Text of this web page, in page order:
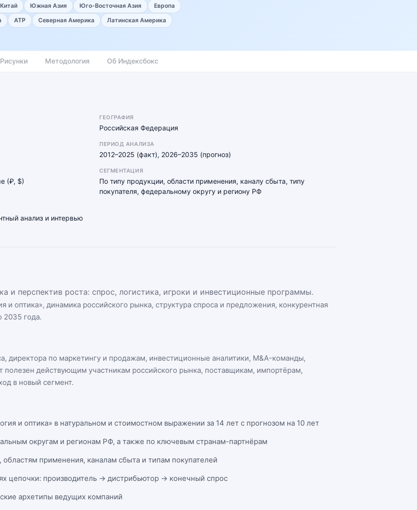
Южная Азия Юго-Восточная Азия
Европа
АТР Северная Америка Латинская Америка
Рисунки Методология Об Индексбокс
ГЕОГРАФИЯ
Российская Федерация
ПЕРИОД АНАЛИЗА
2012–2025 (факт), 2026–2035 (прогноз)
(₽, $)
СЕГМЕНТАЦИЯ
По типу продукции, области применения, каналу сбыта, типу
покупателя, федеральному округу и региону РФ
анализ и интервью
и перспектив роста: спрос, логистика, игроки и инвестиционные программы.
и оптика», динамика российского рынка, структура спроса и предложения, конкурентная
2035 года.
директора по маркетингу и продажам, инвестиционные аналитики, M&A-команды,
полезен действующим участникам российского рынка, поставщикам, импортёрам,
в новый сегмент.
и оптика» в натуральном и стоимостном выражении за 14 лет с прогнозом на 10 лет
округам и регионам РФ, а также по ключевым странам-партнёрам
применения, каналам сбыта и типам покупателей
цепочки: производитель → дистрибьютор → конечный спрос
архетипы ведущих компаний